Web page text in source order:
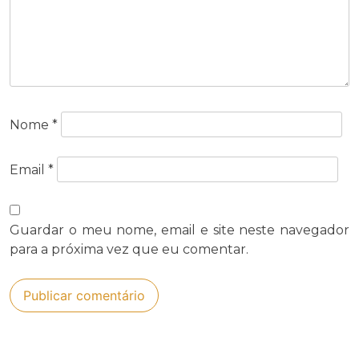
Nome *
Email *
Guardar o meu nome, email e site neste navegador
para a próxima vez que eu comentar.